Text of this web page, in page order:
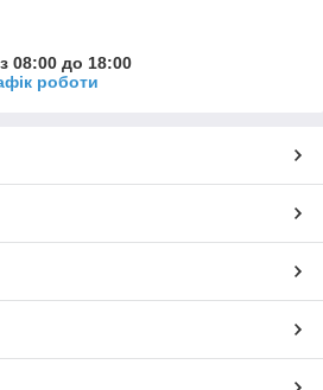
08:00 до 18:00
роботи